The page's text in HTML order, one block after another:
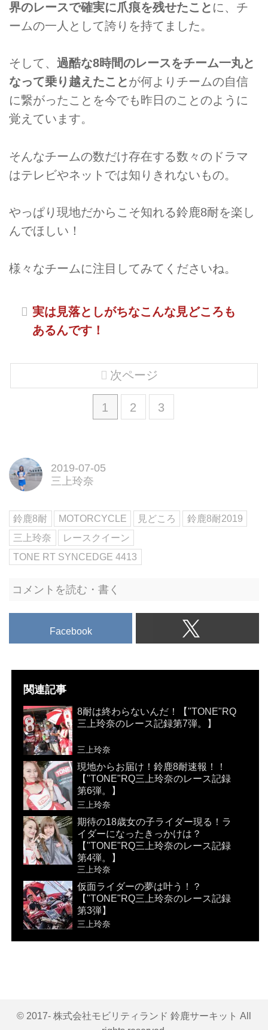
界のレースで確実に爪痕を残せたこと に、チ
ームの一人として誇りを持てました。
そして、 過酷な8時間のレースをチーム一丸と
なって乗り越えたことが何よりチームの自信
に繋がったことを今でも昨日のことのように
覚えています。
そんなチームの数だけ存在する数々のドラマ
はテレビやネットでは知りきれないもの。
やっぱり現地だからこそ知れる鈴鹿8耐を楽し
んでほしい！
様々なチームに注目してみてくださいね。
実は見落としがちなこんな見どころも
あるんです！
1 2 3
次ページ
2019-07-05
三上玲奈
鈴鹿8耐 MOTORCYCLE 見どころ
鈴鹿8耐2019
三上玲奈
レースクイーン
TONE RT SYNCEDGE 4413
コメントを読む・書く
Facebook
関連記事
8耐は終わらないんだ！【"TONE"RQ
三上玲奈のレース記録第7弾。】
三上玲奈
現地からお届け！鈴鹿8耐速報！！
【"TONE"RQ三上玲奈のレース記録
第6弾。】
三上玲奈
期待の18歳女の子ライダー現る！ラ
イダーになったきっかけは？
【"TONE"RQ三上玲奈のレース記録
第4弾。】
三上玲奈
仮面ライダーの夢は叶う！？
【"TONE"RQ三上玲奈のレース記録
第3弾】
三上玲奈
© 2017- 株式会社モビリティランド 鈴鹿サーキット All